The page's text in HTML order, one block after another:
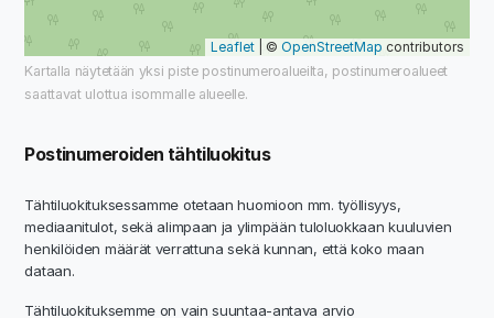
Leaflet| © OpenStreetMap contributors
Kartalla näytetään yksi piste postinumeroalueilta, postinumeroalueet
saattavat ulottua isommalle alueelle.
Postinumeroiden tähtiluokitus
Tähtiluokituksessamme otetaan huomioon mm. työllisyys,
mediaanitulot, sekä alimpaan ja ylimpään tuloluokkaan kuuluvien
henkilöiden määrät verrattuna sekä kunnan, että koko maan
dataan.
Tähtiluokituksemme on vain suuntaa-antava arvio